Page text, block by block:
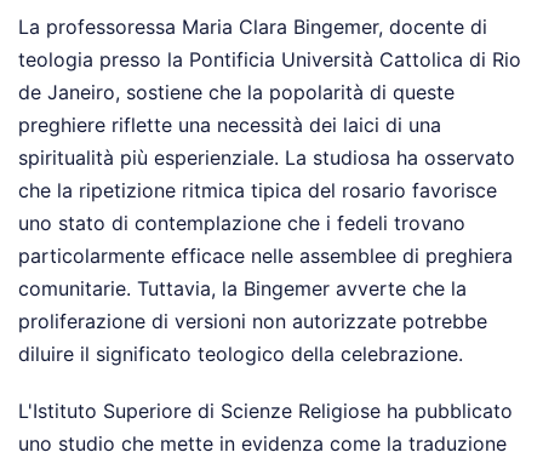
La professoressa Maria Clara Bingemer, docente di
teologia presso la Pontificia Università Cattolica di Rio
de Janeiro, sostiene che la popolarità di queste
preghiere riflette una necessità dei laici di una
spiritualità più esperienziale. La studiosa ha osservato
che la ripetizione ritmica tipica del rosario favorisce
uno stato di contemplazione che i fedeli trovano
particolarmente efficace nelle assemblee di preghiera
comunitarie. Tuttavia, la Bingemer avverte che la
proliferazione di versioni non autorizzate potrebbe
diluire il significato teologico della celebrazione.
L'Istituto Superiore di Scienze Religiose ha pubblicato
uno studio che mette in evidenza come la traduzione